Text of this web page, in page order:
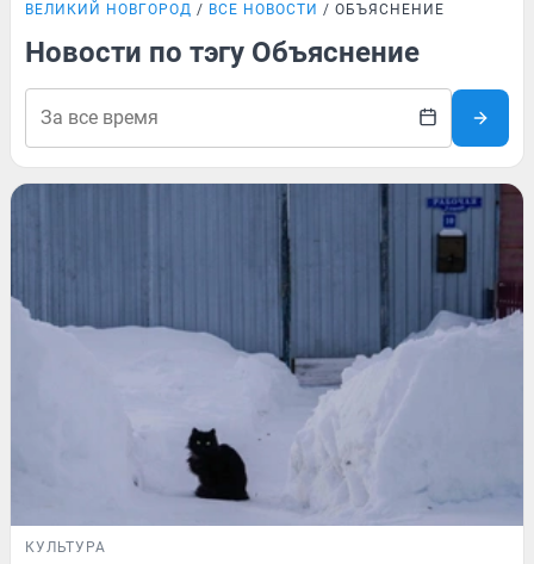
ВЕЛИКИЙ НОВГОРОД ВСЕ НОВОСТИ ОБЪЯСНЕНИЕ
Новости по тэгу Объяснение
КУЛЬТУРА